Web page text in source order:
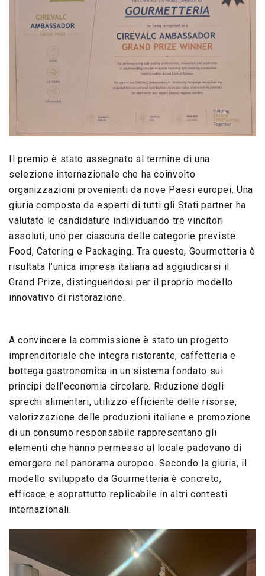
Il premio è stato assegnato al termine di una
selezione internazionale che ha coinvolto
organizzazioni provenienti da nove Paesi europei. Una
giuria composta da esperti di tutti gli Stati partner ha
valutato le candidature individuando tre vincitori
assoluti, uno per ciascuna delle categorie previste:
Food, Catering e Packaging. Tra queste, Gourmetteria è
risultata l’unica impresa italiana ad aggiudicarsi il
Grand Prize, distinguendosi per il proprio modello
innovativo di ristorazione.
A convincere la commissione è stato un progetto
imprenditoriale che integra ristorante, caffetteria e
bottega gastronomica in un sistema fondato sui
principi dell’economia circolare. Riduzione degli
sprechi alimentari, utilizzo efficiente delle risorse,
valorizzazione delle produzioni italiane e promozione
di un consumo responsabile rappresentano gli
elementi che hanno permesso al locale padovano di
emergere nel panorama europeo. Secondo la giuria, il
modello sviluppato da Gourmetteria è concreto,
efficace e soprattutto replicabile in altri contesti
internazionali.